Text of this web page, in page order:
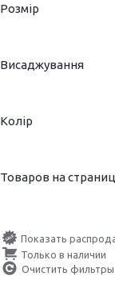
Розмір
Висаджування
Колір
Товаров на
Показать
Только в наличии
Очистить фильтры